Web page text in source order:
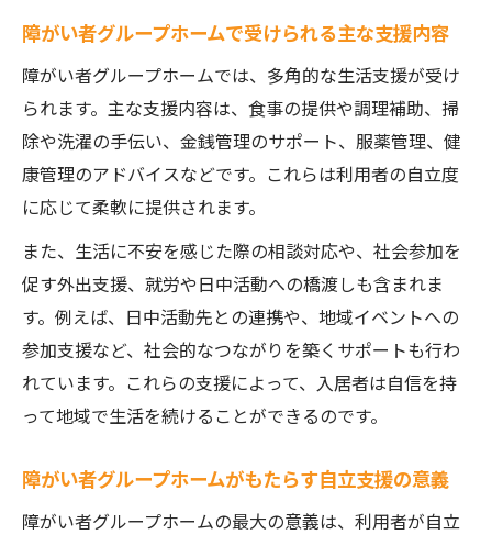
障がい者グループホームの補助金で家計を
障がい者グループホームにおける経済的負
担軽減の実践例
入居リスクや3ヶ月ルールの落とし穴に注意
障がい者グループホーム入居時のリスクを
障がい者グループホームの3ヶ月ルールを正
しく理解
障がい者グループホームで長期入院時の対
応策とは
障がい者グループホームでの退去基準と注
障がい者グループホームの特養との違いを
比較解説
障がい者グループホームで受けられる主な支援内容
障がい者グループホームでは、多角的な生活支援が受け
られます。主な支援内容は、食事の提供や調理補助、掃
除や洗濯の手伝い、金銭管理のサポート、服薬管理、健
康管理のアドバイスなどです。これらは利用者の自立度
に応じて柔軟に提供されます。
また、生活に不安を感じた際の相談対応や、社会参加を
促す外出支援、就労や日中活動への橋渡しも含まれま
す。例えば、日中活動先との連携や、地域イベントへの
参加支援など、社会的なつながりを築くサポートも行わ
れています。これらの支援によって、入居者は自信を持
って地域で生活を続けることができるのです。
障がい者グループホームがもたらす自立支援の意義
障がい者グループホームの最大の意義は、利用者が自立